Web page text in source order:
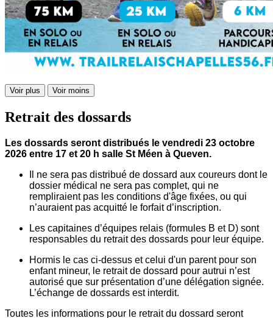
Voir plus Voir moins
Retrait des dossards
Les dossards seront distribués le vendredi 23 octobre
2026 entre 17 et 20 h salle St Méen à Queven.
Il ne sera pas distribué de dossard aux coureurs dont le
dossier médical ne sera pas complet, qui ne
rempliraient pas les conditions d'âge fixées, ou qui
n’auraient pas acquitté le forfait d’inscription.
Les capitaines d’équipes relais (formules B et D) sont
responsables du retrait des dossards pour leur équipe.
Hormis le cas ci-dessus et celui d'un parent pour son
enfant mineur, le retrait de dossard pour autrui n’est
autorisé que sur présentation d’une délégation signée.
L’échange de dossards est interdit.
Toutes les informations pour le retrait du dossard seront